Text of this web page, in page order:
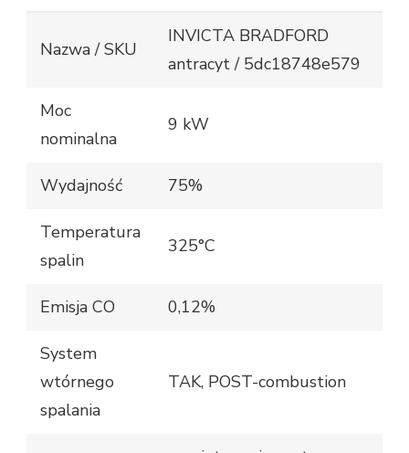
Nazwa / SKU
INVICTA BRADFORD
antracyt / 5dc18748e579
Moc
nominalna
9 kW
Wydajność 75%
Temperatura
spalin
325°C
Emisja CO 0,12%
System
wtórnego
spalania
TAK, POST-combustion